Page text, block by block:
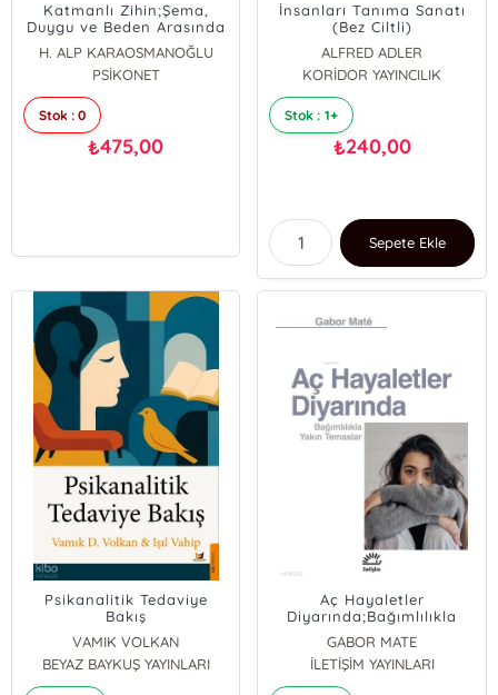
Katmanlı Zihin;Şema,
Duygu ve Beden Arasında
Klinik Bir Harita
H. ALP KARAOSMANOĞLU
PSİKONET
Stok : 0
₺475,00
İnsanları Tanıma Sanatı
(Bez Ciltli)
ALFRED ADLER
KORİDOR YAYINCILIK
Stok : 1+
₺240,00
Sepete Ekle
Psikanalitik Tedaviye
Bakış
VAMIK VOLKAN
Işıl Vahip
BEYAZ BAYKUŞ YAYINLARI
Aç Hayaletler
Diyarında;Bağımlılıkla
Yakın Temaslar
GABOR MATE
İLETİŞİM YAYINLARI